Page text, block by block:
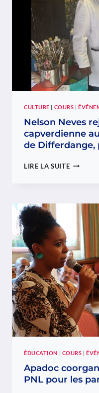
CULTURE | COURS |
Nelson Neves
capverdienne
de Differdange,
LIRE LA SUITENELSON
FESTIVAL
DES
DE
WEEK-
END
ÉDUCATION | COURS |
Apadoc
PNL pour les